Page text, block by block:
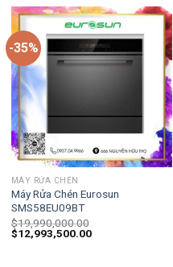
-35%
MÁY RỬA CHÉN
Máy Rửa Chén Eurosun
SMS58EU09BT
$19,990,000.00
$12,993,500.00